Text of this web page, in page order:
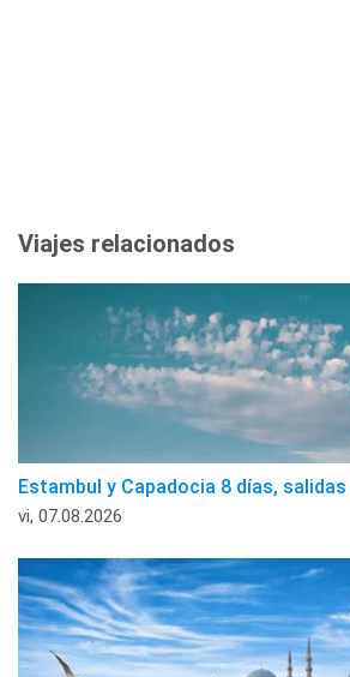
Viajes relacionados
Estambul y Capadocia 8 días,
vi, 07.08.2026